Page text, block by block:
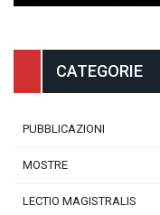
CATEGORIE
PUBBLICAZIONI
MOSTRE
LECTIO MAGISTRALIS